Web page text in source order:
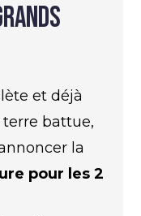
et déjà
terre battue,
la
pour les 2